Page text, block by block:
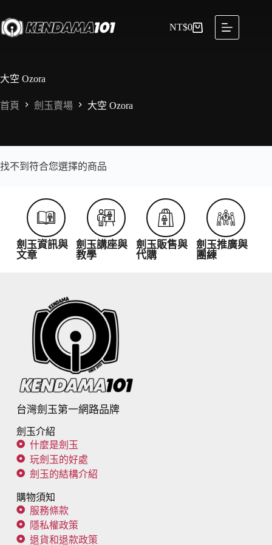
NT$0
大空 Ozora
首頁 劍玉賣場 大空 Ozora
找不到符合您選擇的商品
劍玉資訊與
文章
劍玉講座與
教學
劍玉販售與
代購
劍玉推廣與
團練
台灣劍玉第一網路品牌
劍玉介紹
什麼是劍玉
玩劍玉的好處
劍玉的結構介紹
購物須知
服務條款
隱私權政策
退貨和退款政策